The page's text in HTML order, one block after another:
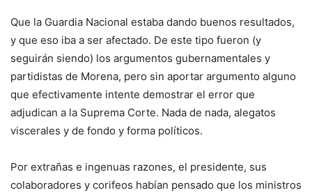
Que la Guardia Nacional estaba dando buenos resultados,
y que eso iba a ser afectado. De este tipo fueron (y
seguirán siendo) los argumentos gubernamentales y
partidistas de Morena, pero sin aportar argumento alguno
que efectivamente intente demostrar el error que
adjudican a la Suprema Corte. Nada de nada, alegatos
viscerales y de fondo y forma políticos.
Por extrañas e ingenuas razones, el presidente, sus
colaboradores y corifeos habían pensado que los ministros